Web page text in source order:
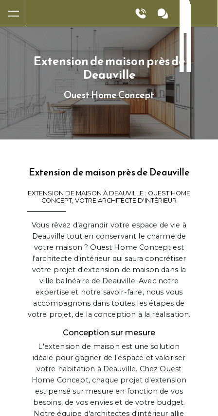
Extension de maison près de
Deauville
Ouest Home Concept
Extension de maison près de Deauville
EXTENSION DE MAISON À DEAUVILLE : OUEST HOME
CONCEPT, VOTRE ARCHITECTE D'INTÉRIEUR
Vous rêvez d'agrandir votre espace de vie à
Deauville tout en conservant le charme de
votre maison ? Ouest Home Concept est
l'architecte d'intérieur qui saura concrétiser
votre projet d'extension de maison dans la
ville balnéaire de Deauville. Avec notre
expertise et notre savoir-faire, nous vous
accompagnons dans toutes les étapes de
votre projet, de la conception à la réalisation.
Conception sur mesure
L'extension de maison est une solution
idéale pour gagner de l'espace et valoriser
votre habitation à Deauville. Chez Ouest
Home Concept, chaque projet d'extension
est pensé sur mesure en fonction de vos
besoins, de vos envies et de votre budget.
Notre équipe d'architectes d'intérieur allie